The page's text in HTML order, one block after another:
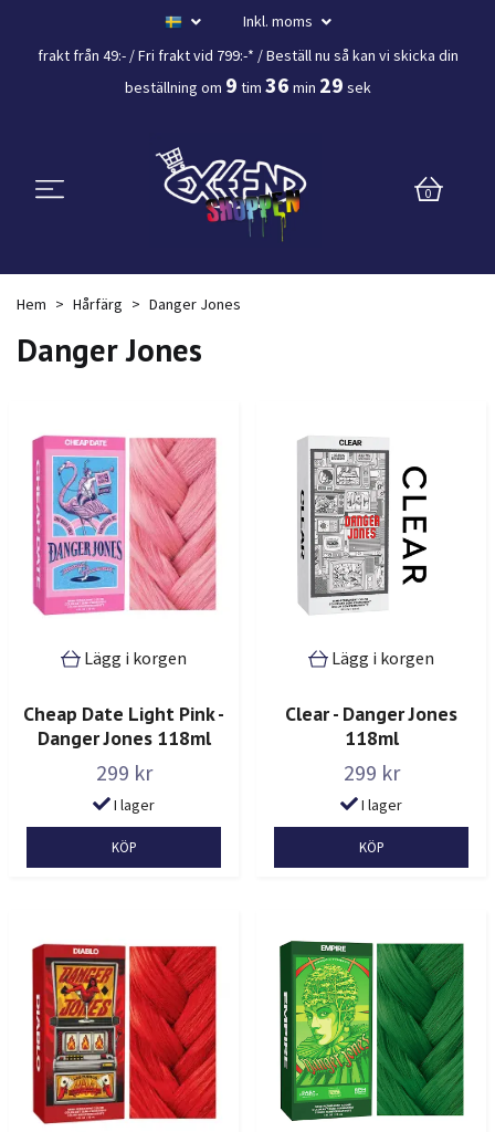
Inkl. moms
frakt från 49:- /Fri frakt vid 799:-* / Beställ nu så kan vi skicka din
beställning om 9 tim 36 min 28 sek
0
Hem Hårfärg Danger Jones
Danger Jones
Lägg i korgen
Cheap Date Light Pink -
Danger Jones 118ml
299 kr
I lager
Lägg i korgen
Clear - Danger Jones
118ml
299 kr
I lager